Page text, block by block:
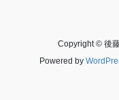
Copyright © 後
Powered by